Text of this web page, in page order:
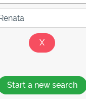
Start a new search